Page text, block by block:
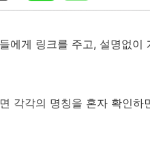
에게 링크를 주고, 설명없
각각의 명칭을 혼자 확인하